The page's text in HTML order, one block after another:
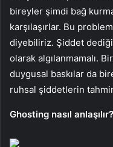
bireyler şimdi bağ kurma
karşılaşırlar. Bu
diyebiliriz. Şiddet
olarak algılanmamalı.
duygusal baskılar da
ruhsal şiddetlerin
Ghosting nasıl anlaşılır?